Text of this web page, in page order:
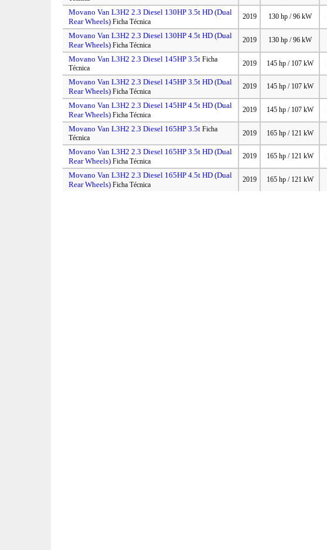
Movano Van L3H2 2.3 Diesel 130HP 3.5t HD (Dual
Rear Wheels) Ficha Técnica
2019 130 hp / 96 kW
Movano Van L3H2 2.3 Diesel 130HP 4.5t HD (Dual
Rear Wheels) Ficha Técnica
2019 130 hp / 96 kW
Movano Van L3H2 2.3 Diesel 145HP 3.5t Ficha
Técnica
2019 145 hp / 107 kW
Movano Van L3H2 2.3 Diesel 145HP 3.5t HD (Dual
Rear Wheels) Ficha Técnica
2019 145 hp / 107 kW
Movano Van L3H2 2.3 Diesel 145HP 4.5t HD (Dual
Rear Wheels) Ficha Técnica
2019 145 hp / 107 kW
Movano Van L3H2 2.3 Diesel 165HP 3.5t Ficha
Técnica
2019 165 hp / 121 kW
Movano Van L3H2 2.3 Diesel 165HP 3.5t HD (Dual
Rear Wheels) Ficha Técnica
2019 165 hp / 121 kW
Movano Van L3H2 2.3 Diesel 165HP 4.5t HD (Dual
Rear Wheels) Ficha Técnica
2019 165 hp / 121 kW